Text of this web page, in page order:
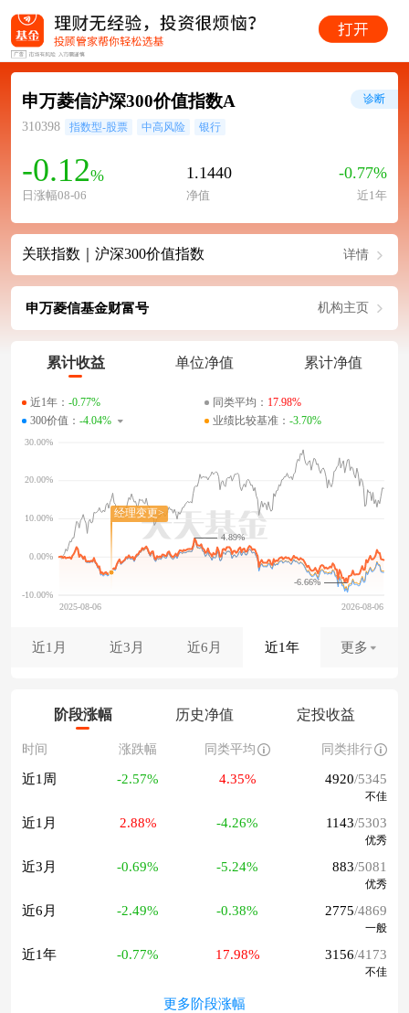
申万菱信沪深300价值指数A
310398 指数型-股票 中高风险 银行
-0.12%
日涨幅08-06
1.1440
净值
-0.77%
近1年
诊断
关联指数｜沪深300价值指数 详情
申万菱信基金财富号 机构主页
累计收益 单位净值 累计净值
近1年： -0.77% 同类平均： 17.98%
300价值： -4.04% 业绩比较基准： -3.70%
-6.66%
4.89%
近1月 近3月 近6月 近1年 更多
阶段涨幅 历史净值 定投收益
时间 涨跌幅 同类平均 同类排行
近1周 -2.57% 4.35% 4920/5345
不佳
近1月 2.88% -4.26% 1143/5303
优秀
近3月 -0.69% -5.24% 883/5081
优秀
近6月 -2.49% -0.38% 2775/4869
一般
近1年 -0.77% 17.98% 3156/4173
不佳
更多阶段涨幅